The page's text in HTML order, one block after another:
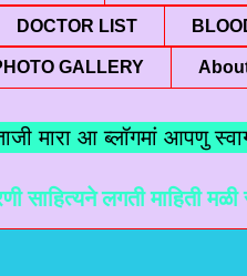
DOCTOR LIST
GALLERY
आ ब्लॉगमां आपणु स्वागत
लगती माहिती मळी रहे ते